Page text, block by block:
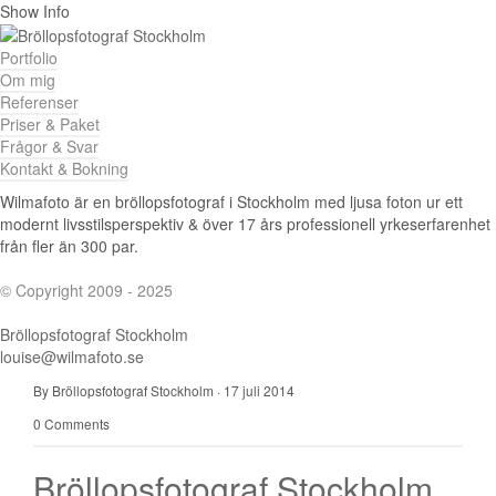
Show Info
Portfolio
Om mig
Referenser
Priser & Paket
Frågor & Svar
Kontakt & Bokning
Wilmafoto är en bröllopsfotograf i Stockholm med ljusa foton ur ett
modernt livsstilsperspektiv & över 17 års professionell yrkeserfarenhet
från fler än 300 par.
© Copyright 2009 - 2025
Bröllopsfotograf Stockholm
louise@wilmafoto.se
By Bröllopsfotograf Stockholm · 17 juli 2014
0 Comments